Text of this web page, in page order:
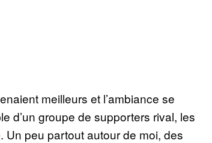
meilleurs et l’ambiance se
d’un groupe de supporters rival, les
Un peu partout autour de moi, des